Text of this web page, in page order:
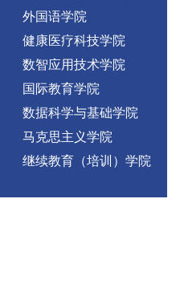
外国语学院
健康医疗科技学院
数智应用技术学院
国际教育学院
数据科学与基础学院
马克思主义学院
继续教育（培训）学院